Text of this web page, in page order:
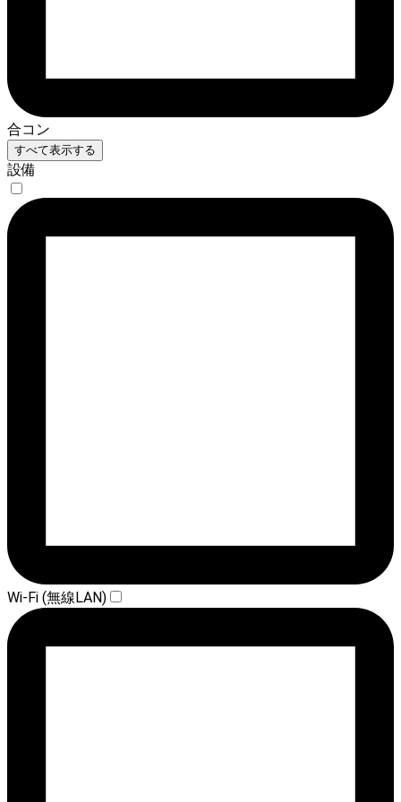
合コン
すべて表示する
設備
Wi-Fi (無線LAN)